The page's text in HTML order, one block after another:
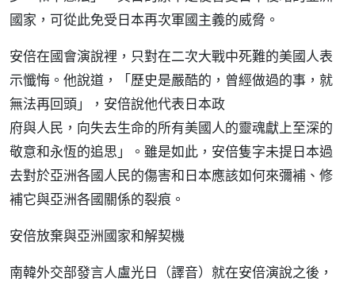
國家，可從此免受日本再次軍國主義的威脅。
安倍在國會演說裡，只對在二次大戰中死難的美國人表
示懺悔。他說道，「歷史是嚴酷的，曾經做過的事，就
無法再回頭」，安倍說他代表日本政
府與人民，向失去生命的所有美國人的靈魂獻上至深的
敬意和永恆的追思」。雖是如此，安倍隻字未提日本過
去對於亞洲各國人民的傷害和日本應該如何來彌補、修
補它與亞洲各國關係的裂痕。
安倍放棄與亞洲國家和解契機
南韓外交部發言人盧光日（譯音）就在安倍演說之後，